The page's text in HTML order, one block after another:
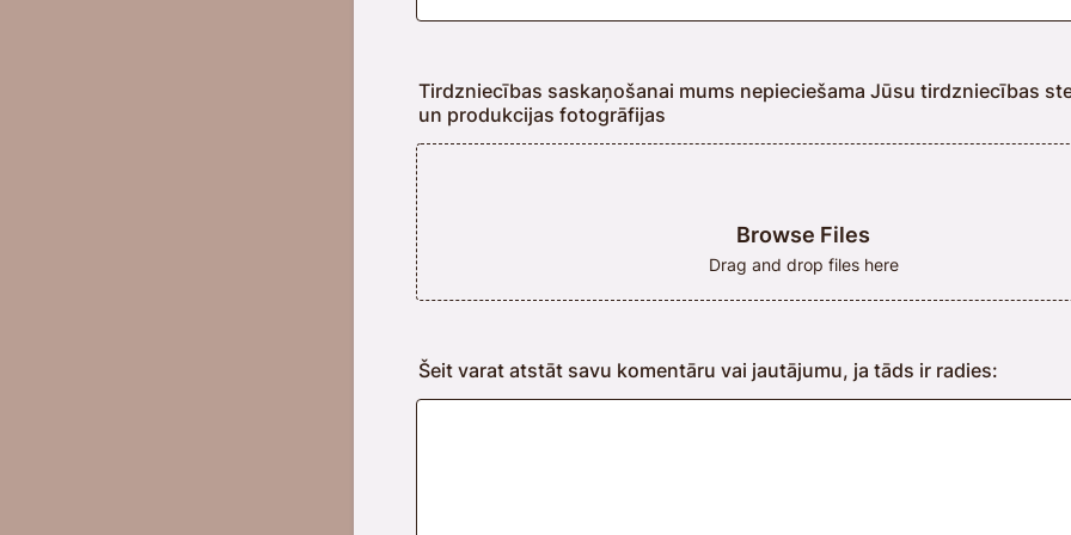
Tirdzniecības saskaņošanai mums nepieciešama Jūsu tirdzniecības
un produkcijas fotogrāfijas
Browse Files
Drag and drop files here
Šeit varat atstāt savu komentāru vai jautājumu, ja tāds ir radies: